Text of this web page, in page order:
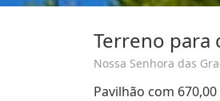
Terreno para
Nossa Senhora das
Pavilhão com